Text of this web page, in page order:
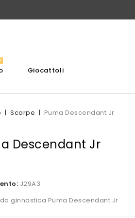
Giocattoli
Scarpe Puma Descendant Jr
Descendant Jr
J29A3
ginnastica Puma Descendant Jr